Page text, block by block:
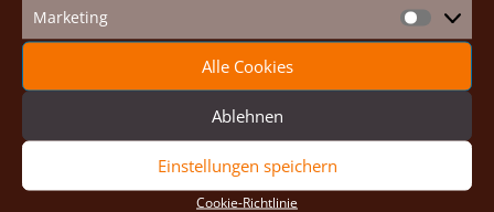
Marketing Marketing
Alle Cookies
Ablehnen
Einstellungen speichern
Cookie-Richtlinie
2023(13)
2022(9)
2020(2)